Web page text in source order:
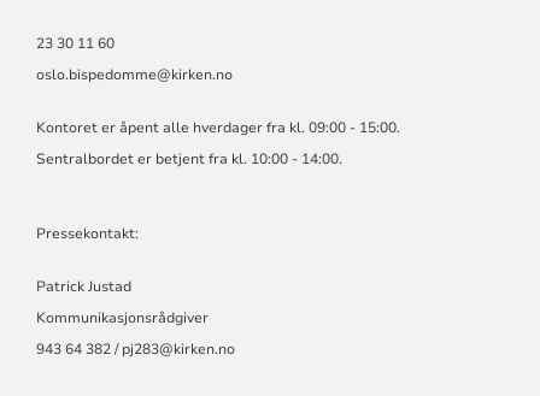
23 30 11 60
oslo.bispedomme@kirken.no
Kontoret er åpent alle hverdager fra kl. 09:00 - 15:00.
Sentralbordet er betjent fra kl. 10:00 - 14:00.
Pressekontakt:
Patrick Justad
Kommunikasjonsrådgiver
943 64 382 / pj283@kirken.no